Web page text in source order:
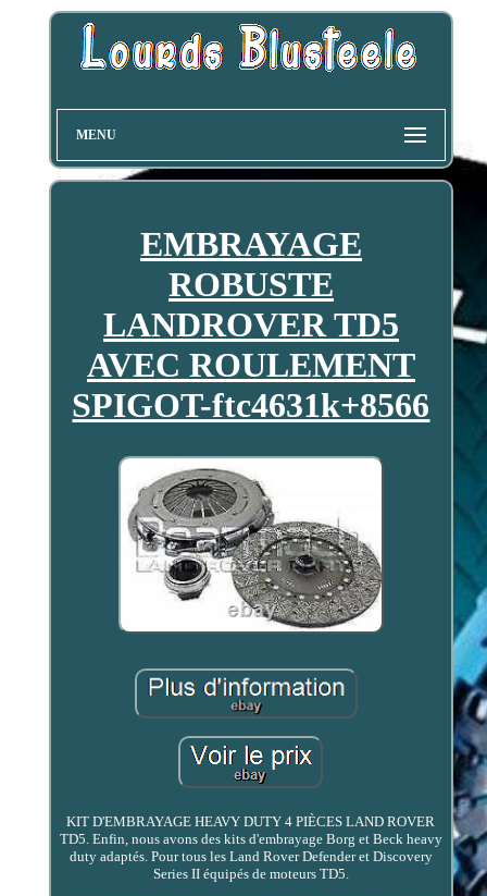
MENU
EMBRAYAGE
ROBUSTE
LANDROVER TD5
AVEC ROULEMENT
SPIGOT-ftc4631k+8566
KIT D'EMBRAYAGE HEAVY DUTY 4 PIÈCES LAND ROVER
TD5. Enfin, nous avons des kits d'embrayage Borg et Beck heavy
duty adaptés. Pour tous les Land Rover Defender et Discovery
Series II équipés de moteurs TD5.